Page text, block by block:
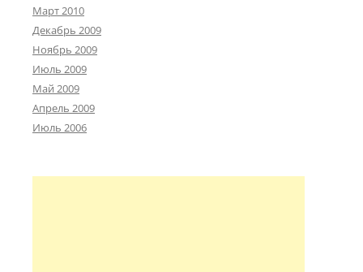
Март 2010
Декабрь 2009
Ноябрь 2009
Июль 2009
Май 2009
Апрель 2009
Июль 2006